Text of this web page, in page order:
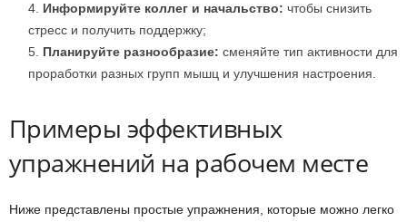
Информируйте коллег и начальство: чтобы снизить
стресс и получить поддержку;
Планируйте разнообразие: сменяйте тип активности для
проработки разных групп мышц и улучшения настроения.
Примеры эффективных
упражнений на рабочем месте
Ниже представлены простые упражнения, которые можно легко